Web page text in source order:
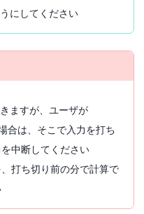
にしてください
ますが、ユーザが
合は、そこで入力を打ち
中断してください
打ち切り前の分で計算で